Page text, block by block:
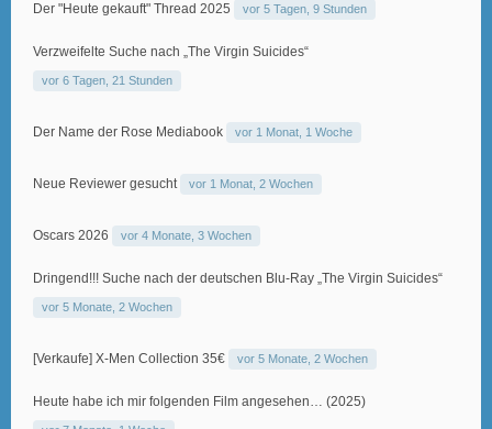
Der "Heute gekauft" Thread 2025 vor 5 Tagen, 9 Stunden
Verzweifelte Suche nach „The Virgin Suicides“
vor 6 Tagen, 21 Stunden
Der Name der Rose Mediabook vor 1 Monat, 1 Woche
Neue Reviewer gesucht vor 1 Monat, 2 Wochen
Oscars 2026 vor 4 Monate, 3 Wochen
Dringend!!! Suche nach der deutschen Blu-Ray „The Virgin Suicides“
vor 5 Monate, 2 Wochen
[Verkaufe] X-Men Collection 35€ vor 5 Monate, 2 Wochen
Heute habe ich mir folgenden Film angesehen… (2025)